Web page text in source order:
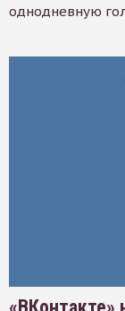
однодневную